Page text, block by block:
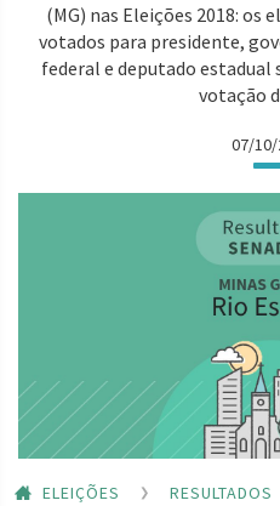
(MG) nas Eleições 2018: os
votados para presidente,
federal e deputado estadual
votação
07/10/
ELEIÇÕES RESULTADOS